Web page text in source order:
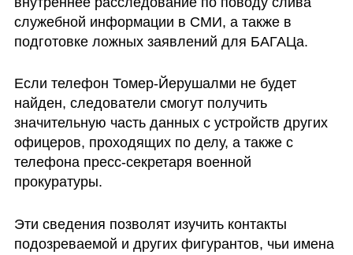
служебной информации в СМИ, а также в
подготовке ложных заявлений для БАГАЦа.
Если телефон Томер-Йерушалми не будет
найден, следователи смогут получить
значительную часть данных с устройств других
офицеров, проходящих по делу, а также с
телефона пресс-секретаря военной
прокуратуры.
Эти сведения позволят изучить контакты
подозреваемой и других фигурантов, чьи имена